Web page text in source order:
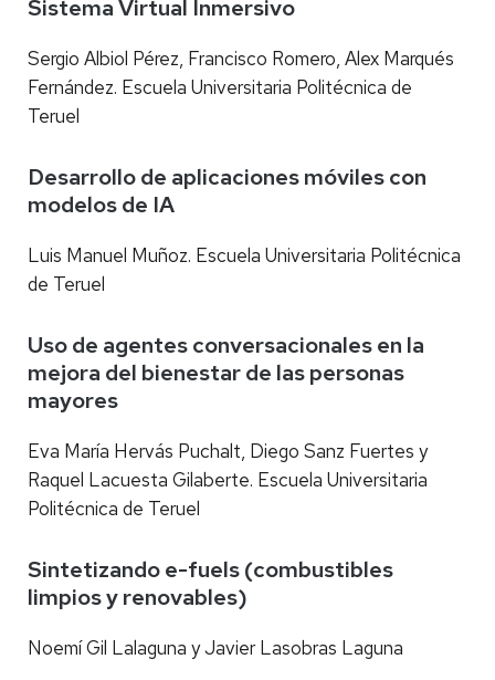
Sistema Virtual Inmersivo
Sergio Albiol Pérez, Francisco Romero, Alex Marqués
Fernández. Escuela Universitaria Politécnica de
Teruel
Desarrollo de aplicaciones móviles con
modelos de IA
Luis Manuel Muñoz. Escuela Universitaria Politécnica
de Teruel
Uso de agentes conversacionales en la
mejora del bienestar de las personas
mayores
Eva María Hervás Puchalt, Diego Sanz Fuertes y
Raquel Lacuesta Gilaberte. Escuela Universitaria
Politécnica de Teruel
Sintetizando e-fuels (combustibles
limpios y renovables)
Noemí Gil Lalaguna y Javier Lasobras Laguna